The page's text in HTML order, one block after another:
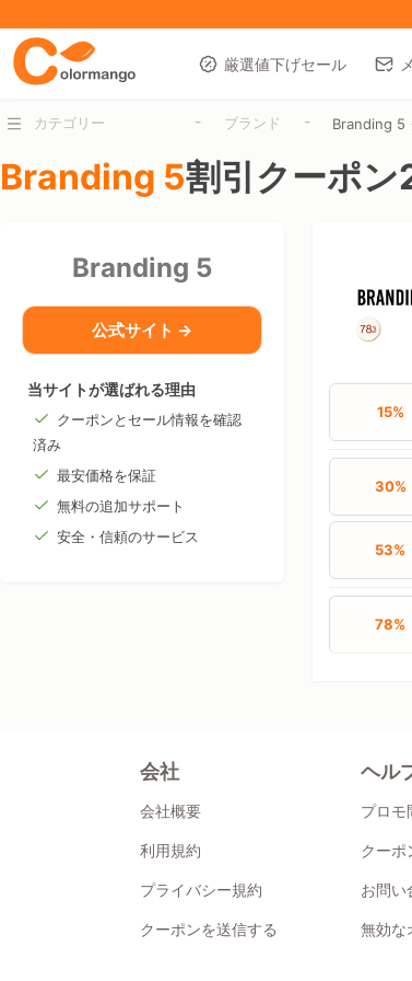
厳選値下げセール
カテゴリー - ブランド - Branding 5
Branding 5割引クーポ
Branding 5
公式サイト →
当サイトが選ばれる理由
クーポンとセール情報を確認
済み
最安価格を保証
無料の追加サポート
安全・信頼のサービス
15%
30%
53%
78%
会社
会社概要
利用規約
プライバシー規約
クーポンを送信する
ヘル
プロモ
クーポ
お問い
無効な